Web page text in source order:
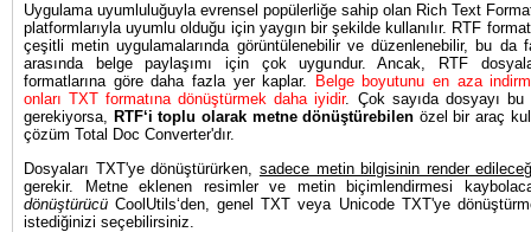
Uygulama uyumluluğuyla evrensel popülerliğe sahip olan Rich Text
platformlarıyla uyumlu olduğu için yaygın bir şekilde kullanılır. RTF
çeşitli metin uygulamalarında görüntülenebilir ve düzenlenebilir, bu da
arasında belge paylaşımı için çok uygundur. Ancak, RTF
formatlarına göre daha fazla yer kaplar.
Belge boyutunu en aza
onları TXT formatına dönüştürmek daha iyidir. Çok sayıda dosyayı
gerekiyorsa, RTF‘i toplu olarak metne dönüştürebilen özel bir araç
çözüm Total Doc Converter'dır.
Dosyaları TXT'ye dönüştürürken, sadece metin bilgisinin render
gerekir. Metne eklenen resimler ve metin biçimlendirmesi
dönüştürücü CoolUtils‘den, genel TXT veya Unicode TXT'ye
istediğinizi seçebilirsiniz.